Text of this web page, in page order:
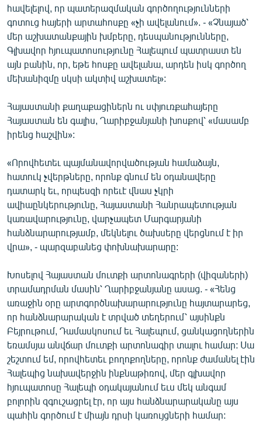
English
Русский
ՀԵՏԵՎԵՔ ՄԵԶ
«Ազատության» բոլոր կայքերը
հավելելով, որ պատերազմական գործողությունների
գոտուց հայերի արտահոսքը «չի ավելանում». - «Չնայած՝
մեր աշխատանքային խմբերը, դեսպանությունները,
Գլխավոր հյուպատոսությունը Հալեպում պատրաստ են
այն բանին, որ, եթե հոսքը ավելանա, արդեն իսկ գործող
մեխանիզմը սկսի ակտիվ աշխատել»:
Հայաստանի քաղաքացիներն ու սփյուռքահայերը
Հայաստան են գալիս, Ղարիբջանյանի խոսքով՝ «մասամբ
իրենց հաշվին»:
«Որովհետեւ պայմանավորվածության համաձայն,
հատուկ չվերթները, որոնք գնում են օդանավերը
դատարկ եւ, որպեսզի որեւէ վնաս չկրի
ավիաընկերությունը, Հայաստանի Հանրապետության
կառավարությունը, վարչապետ Մարգարյանի
հանձնարարությամբ, մեկնելու ծախսերը վերցնում է իր
վրա», - պարզաբանեց փոխնախարարը:
Խոսելով Հայաստան մուտքի արտոնագրերի (վիզաների)
տրամադրման մասին՝ Ղարիբջանյանը ասաց. - «Հենց
առաջին օրը արտգործնախարարությունը հայտարարեց,
որ հանձնարարական է տրված տեղերում՝ այսինքն
Բեյրութում, Դամասկոսում եւ Հալեպում, ցանկացողներին
եռամսյա անվճար մուտքի արտոնագիր տալու համար: Սա
շեշտում եմ, որովհետեւ բողոքողները, որոնք ժամանել էին
Հալեպից նախավերջին ինքնաթիռով, մեր գլխավոր
հյուպատոսը Հալեպի օդակայանում եւս մեկ անգամ
բոլորին զգուշացրել էր, որ այս հանձնարարականը այս
պահին գործում է միայն դրսի կառույցների համար: